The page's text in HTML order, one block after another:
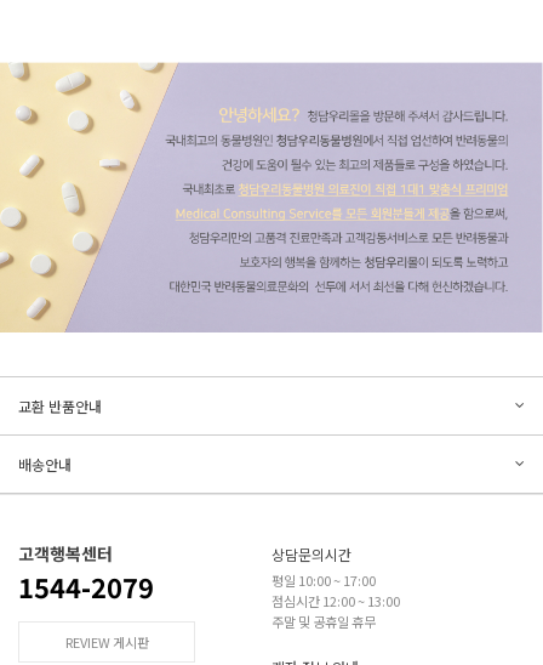
교환 반품안내
배송안내
고객행복센터
1544-2079
REVIEW 게시판
상담문의시간
평일 10:00 ~ 17:00
점심시간 12:00 ~ 13:00
주말 및 공휴일 휴무